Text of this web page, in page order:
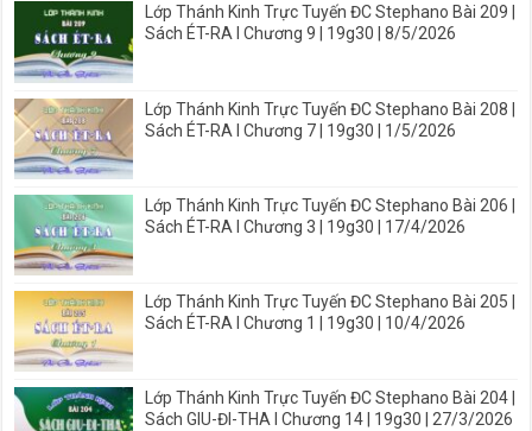
Lớp Thánh Kinh Trực Tuyến ĐC Stephano Bài 209 |
Sách ÉT-RA I Chương 9 | 19g30 | 8/5/2026
Lớp Thánh Kinh Trực Tuyến ĐC Stephano Bài 208 |
Sách ÉT-RA I Chương 7 | 19g30 | 1/5/2026
Lớp Thánh Kinh Trực Tuyến ĐC Stephano Bài 206 |
Sách ÉT-RA I Chương 3 | 19g30 | 17/4/2026
Lớp Thánh Kinh Trực Tuyến ĐC Stephano Bài 205 |
Sách ÉT-RA I Chương 1 | 19g30 | 10/4/2026
Lớp Thánh Kinh Trực Tuyến ĐC Stephano Bài 204 |
Sách GIU-ĐI-THA I Chương 14 | 19g30 | 27/3/2026